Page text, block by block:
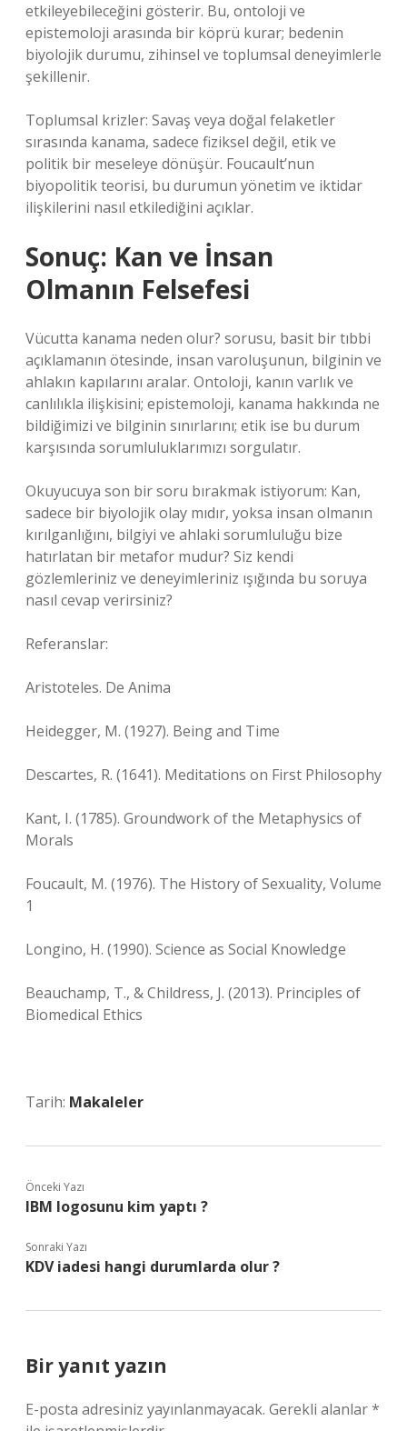
etkileyebileceğini gösterir. Bu, ontoloji ve
epistemoloji arasında bir köprü kurar; bedenin
biyolojik durumu, zihinsel ve toplumsal deneyimlerle
şekillenir.
Toplumsal krizler: Savaş veya doğal felaketler
sırasında kanama, sadece fiziksel değil, etik ve
politik bir meseleye dönüşür. Foucault’nun
biyopolitik teorisi, bu durumun yönetim ve iktidar
ilişkilerini nasıl etkilediğini açıklar.
Sonuç: Kan ve İnsan
Olmanın Felsefesi
Vücutta kanama neden olur? sorusu, basit bir tıbbi
açıklamanın ötesinde, insan varoluşunun, bilginin ve
ahlakın kapılarını aralar. Ontoloji, kanın varlık ve
canlılıkla ilişkisini; epistemoloji, kanama hakkında ne
bildiğimizi ve bilginin sınırlarını; etik ise bu durum
karşısında sorumluluklarımızı sorgulatır.
Okuyucuya son bir soru bırakmak istiyorum: Kan,
sadece bir biyolojik olay mıdır, yoksa insan olmanın
kırılganlığını, bilgiyi ve ahlaki sorumluluğu bize
hatırlatan bir metafor mudur? Siz kendi
gözlemleriniz ve deneyimleriniz ışığında bu soruya
nasıl cevap verirsiniz?
Referanslar:
Aristoteles. De Anima
Heidegger, M. (1927). Being and Time
Descartes, R. (1641). Meditations on First Philosophy
Kant, I. (1785). Groundwork of the Metaphysics of
Morals
Foucault, M. (1976). The History of Sexuality, Volume
1
Longino, H. (1990). Science as Social Knowledge
Beauchamp, T., & Childress, J. (2013). Principles of
Biomedical Ethics
Tarih: Makaleler
Önceki Yazı
IBM logosunu kim yaptı ?
Sonraki Yazı
KDV iadesi hangi durumlarda olur ?
Bir yanıt yazın
E-posta adresiniz yayınlanmayacak. Gerekli alanlar*